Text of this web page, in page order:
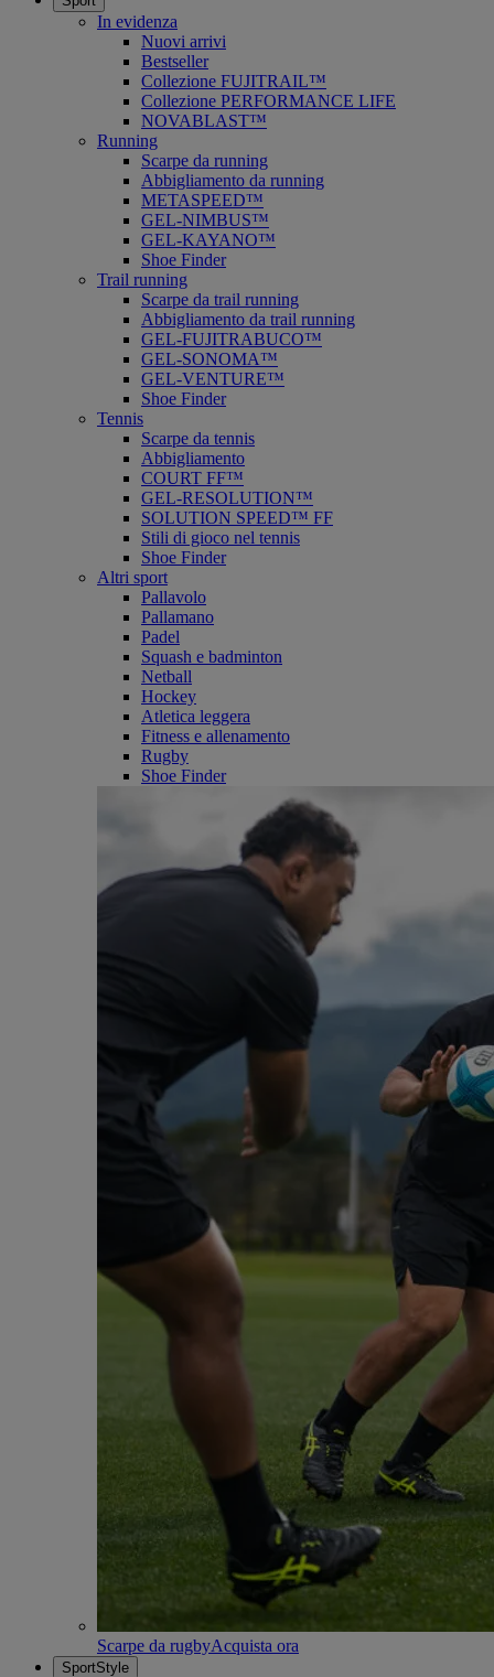
In evidenza
Nuovi arrivi
Bestseller
Collezione FUJITRAIL™
Collezione PERFORMANCE LIFE
NOVABLAST™
Running
Scarpe da running
Abbigliamento da running
METASPEED™
GEL-NIMBUS™
GEL-KAYANO™
Shoe Finder
Trail running
Scarpe da trail running
Abbigliamento da trail running
GEL-FUJITRABUCO™
GEL-SONOMA™
GEL-VENTURE™
Shoe Finder
Tennis
Scarpe da tennis
Abbigliamento
COURT FF™
GEL-RESOLUTION™
SOLUTION SPEED™ FF
Stili di gioco nel tennis
Shoe Finder
Altri sport
Pallavolo
Pallamano
Padel
Squash e badminton
Netball
Hockey
Atletica leggera
Fitness e allenamento
Rugby
Shoe Finder
Scarpe da rugbyAcquista ora
SportStyle